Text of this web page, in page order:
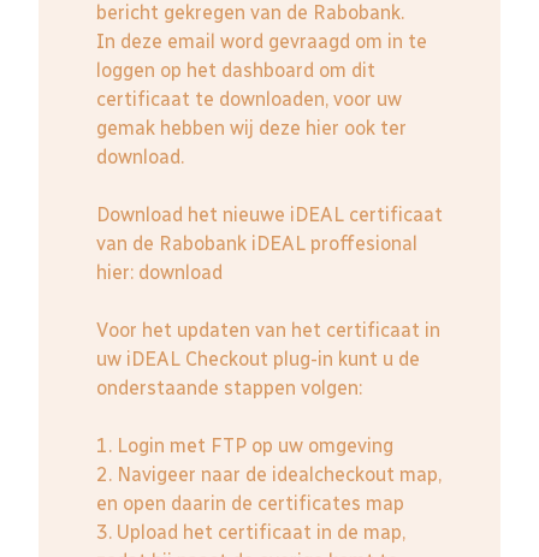
bericht gekregen van de Rabobank.
In deze email word gevraagd om in te
loggen op het dashboard om dit
certificaat te downloaden, voor uw
gemak hebben wij deze hier ook ter
download.
Download het nieuwe iDEAL certificaat
van de Rabobank iDEAL proffesional
hier: download
Voor het updaten van het certificaat in
uw iDEAL Checkout plug-in kunt u de
onderstaande stappen volgen:
1. Login met FTP op uw omgeving
2. Navigeer naar de idealcheckout map,
en open daarin de certificates map
3. Upload het certificaat in de map,